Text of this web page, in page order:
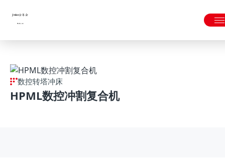
数控转塔冲床
HPML数控冲割复合机